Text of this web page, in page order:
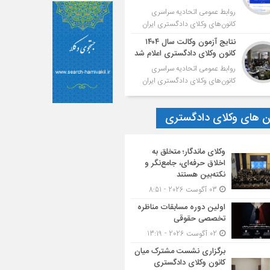
روابط عمومی اتحادیه سراسری
کانون‌های وکلای دادگستری ایران
نتایج آزمون وکالت سال ۱۴۰۴
کانون وکلای دادگستری اعلام شد
روابط عمومی اتحادیه سراسری
کانون‌های وکلای دادگستری ایران
های وکلای دادگستری
وکلای ماندگار؛ متخلق به
اخلاق حرفه‌ای، جامع‌نگر و
نکته‌بین هستند
اولین دوره مسابقات مناظره
تخصصی حقوقی
برگزاری نشست مشترک میان
کانون وکلای دادگستری